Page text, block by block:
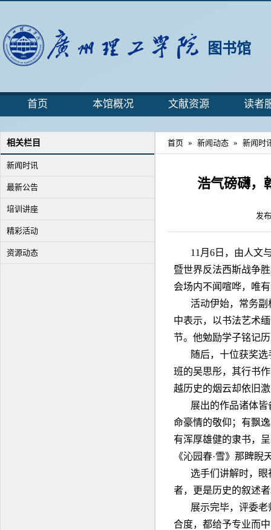
图书馆
首页 本馆概况 文献资源 读者
相关栏目
新闻时讯
最新公告
培训讲座
精彩活动
资源动态
首页 » 新闻动态 » 新闻时
浩气磅礴，
发
11月6日，由人文
暨世界反法西斯战争
会场内不闻喧哗，唯
活动伊始，常务
中表示，以书法艺术
节。他勉励学子铭记
随后，十位获奖
班的吴思彤，其行书
越历史的烟云却依旧
展出的作品诸体
命豪情的敬仰；有飘
有浑厚雄健的隶书，
《沁园春·雪》那睥
选手们讲解时，
者，更是历史的叙述
展示完毕，评委
合度，都给予专业而